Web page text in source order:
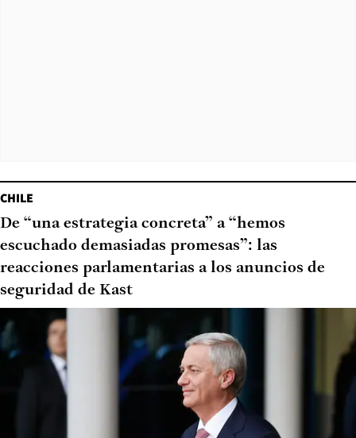
CHILE
De “una estrategia concreta” a “hemos
escuchado demasiadas promesas”: las
reacciones parlamentarias a los anuncios de
seguridad de Kast